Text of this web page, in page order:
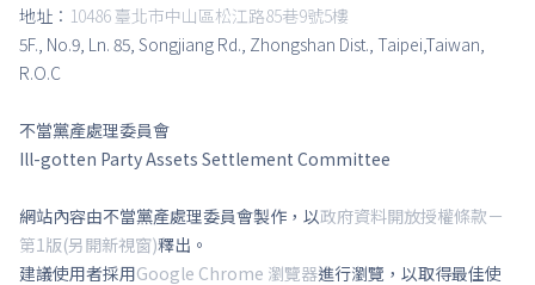
地址： 10486 臺北市中山區松江路85巷9號5樓
5F., No.9, Ln. 85, Songjiang Rd., Zhongshan Dist., Taipei,Taiwan,
R.O.C
不當黨產處理委員會
Ill-gotten Party Assets Settlement Committee
網站內容由不當黨產處理委員會製作，以政府資料開放授權條款－
第1版(另開新視窗)釋出。
建議使用者採用Google Chrome 瀏覽器進行瀏覽，以取得最佳使